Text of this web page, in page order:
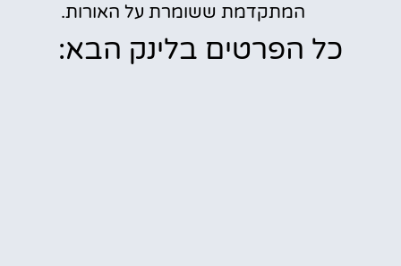
המתקדמת ששומרת על האורות.
כל הפרטים בלינק הבא: